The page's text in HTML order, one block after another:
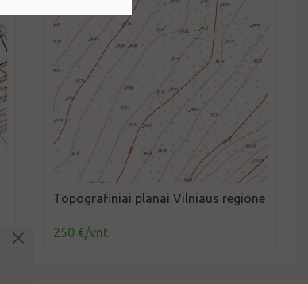
Topografiniai planai Vilniaus regione
250 €/vnt.